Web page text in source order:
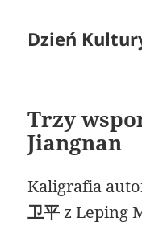
Dzień
Trzy
Jiangnan
Kaligrafia
卫平z Leping